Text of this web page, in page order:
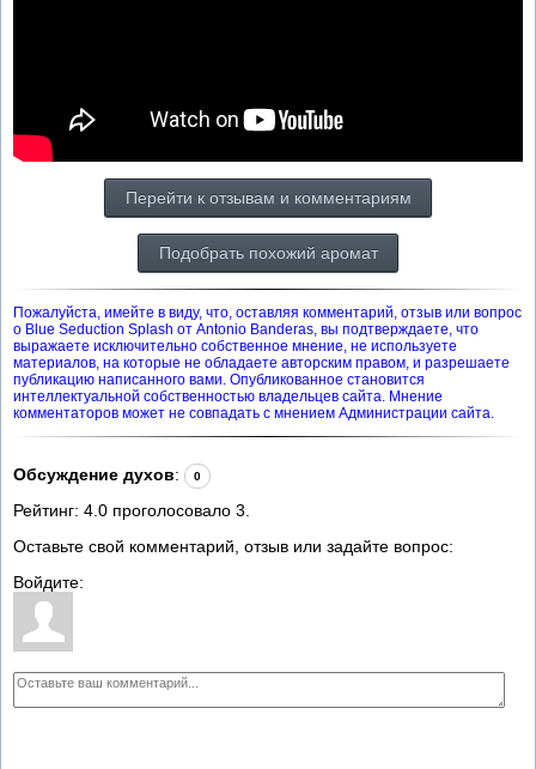
Перейти к отзывам и комментариям
Подобрать похожий аромат
Пожалуйста, имейте в виду, что, оставляя комментарий, отзыв или вопрос
о Blue Seduction Splash от Antonio Banderas, вы подтверждаете, что
выражаете исключительно собственное мнение, не используете
материалов, на которые не обладаете авторским правом, и разрешаете
публикацию написанного вами. Опубликованное становится
интеллектуальной собственностью владельцев сайта. Мнение
комментаторов может не совпадать с мнением Администрации сайта.
Обсуждение духов: 0
Рейтинг: 4.0 проголосовало 3.
Оставьте свой комментарий, отзыв или задайте вопрос:
Войдите: